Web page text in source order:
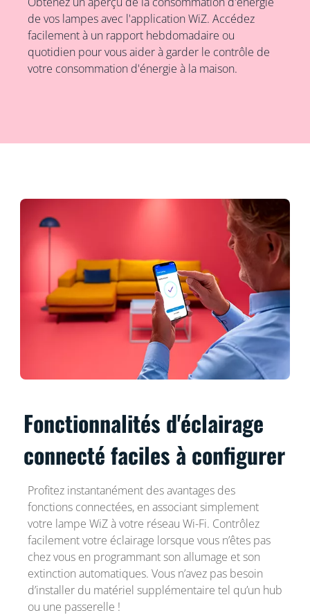
de vos lampes avec l'application WiZ. Accédez
facilement à un rapport hebdomadaire ou
quotidien pour vous aider à garder le contrôle de
votre consommation d'énergie à la maison.
Fonctionnalités d'éclairage
connecté faciles à configurer
Profitez instantanément des avantages des
fonctions connectées, en associant simplement
votre lampe WiZ à votre réseau Wi-Fi. Contrôlez
facilement votre éclairage lorsque vous n’êtes pas
chez vous en programmant son allumage et son
extinction automatiques. Vous n’avez pas besoin
d’installer du matériel supplémentaire tel qu’un hub
ou une passerelle !